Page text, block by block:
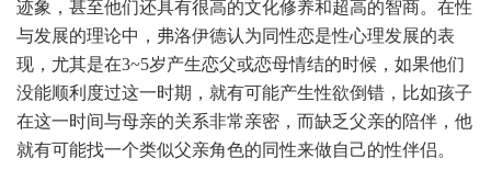
迹象，甚至他们还具有很高的文化修养和超高的智商。在性
与发展的理论中，弗洛伊德认为同性恋是性心理发展的表
现，尤其是在3~5岁产生恋父或恋母情结的时候，如果他们
没能顺利度过这一时期，就有可能产生性欲倒错，比如孩子
在这一时间与母亲的关系非常亲密，而缺乏父亲的陪伴，他
就有可能找一个类似父亲角色的同性来做自己的性伴侣。